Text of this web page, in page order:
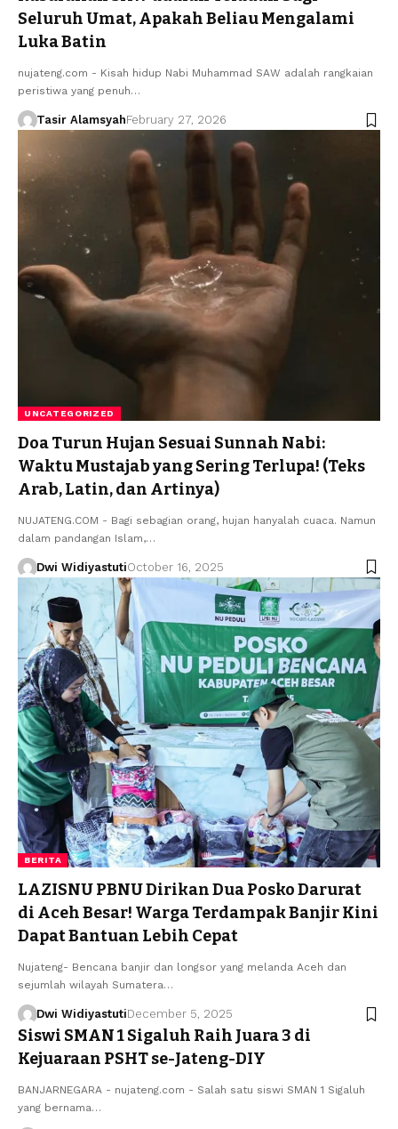
Seluruh Umat, Apakah Beliau Mengalami
Luka Batin
nujateng.com - Kisah hidup Nabi Muhammad SAW adalah rangkaian
peristiwa yang penuh…
Tasir AlamsyahFebruary 27, 2026
UNCATEGORIZED
Doa Turun Hujan Sesuai Sunnah Nabi:
Waktu Mustajab yang Sering Terlupa! (Teks
Arab, Latin, dan Artinya)
NUJATENG.COM - Bagi sebagian orang, hujan hanyalah cuaca. Namun
dalam pandangan Islam,…
Dwi WidiyastutiOctober 16, 2025
BERITA
LAZISNU PBNU Dirikan Dua Posko Darurat
di Aceh Besar! Warga Terdampak Banjir Kini
Dapat Bantuan Lebih Cepat
Nujateng- Bencana banjir dan longsor yang melanda Aceh dan
sejumlah wilayah Sumatera…
Dwi WidiyastutiDecember 5, 2025
Siswi SMAN 1 Sigaluh Raih Juara 3 di
Kejuaraan PSHT se-Jateng-DIY
BANJARNEGARA - nujateng.com - Salah satu siswi SMAN 1 Sigaluh
yang bernama…